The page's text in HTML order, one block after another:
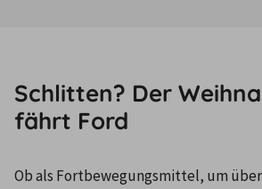
Schlitten? Der
fährt Ford
Ob als Fortbewegungsmittel, um